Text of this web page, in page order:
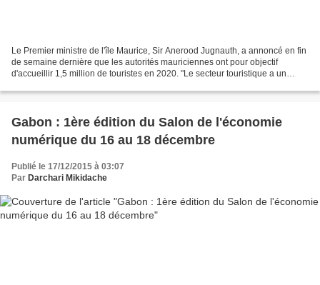
Le Premier ministre de l'île Maurice, Sir Anerood Jugnauth, a annoncé en fin
de semaine dernière que les autorités mauriciennes ont pour objectif
d'accueillir 1,5 million de touristes en 2020. "Le secteur touristique a un
Gabon : 1ère édition du Salon de l'économie
numérique du 16 au 18 décembre
Publié le 17/12/2015 à 03:07
Par Darchari Mikidache